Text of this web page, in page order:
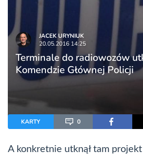
JACEK URYNIUK
20.05.2016 14:25
Terminale do radiowozów
Komendzie Głównej Policji
KARTY 0
A konkretnie utknął tam